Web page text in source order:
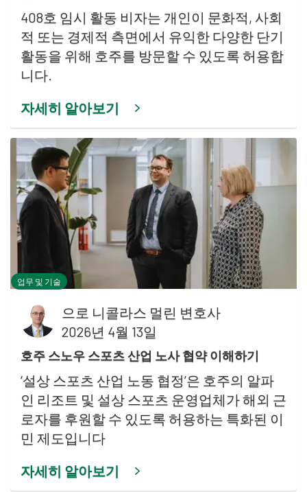
408호 임시 활동 비자는 개인이 문화적, 사회
적 또는 경제적 측면에서 유익한 다양한 단기
활동을 위해 호주를 방문할 수 있도록 허용합
니다.
자세히 알아보기
업무 및 기술
으로 니콜라스 멀린 변호사
2026년 4월 13일
호주 스노우 스포츠 산업 노사 협약 이해하기
‘설상 스포츠 산업 노동 협정’은 호주의 알파
인 리조트 및 설상 스포츠 운영업체가 해외 근
로자를 후원할 수 있도록 허용하는 특화된 이
민 제도입니다
자세히 알아보기